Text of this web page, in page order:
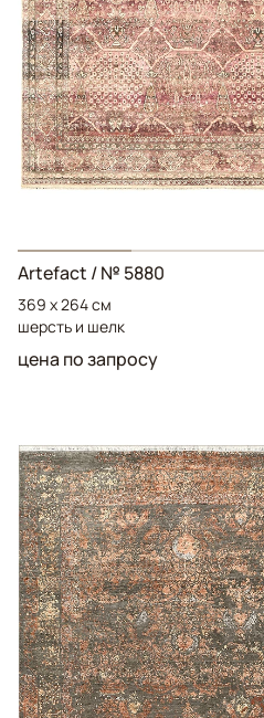
Artefact / № 5880
369 x 264 см
шерсть и шелк
цена по запросу